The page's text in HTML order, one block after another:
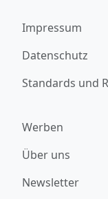
Impressum
Datenschutz
Standards und
Werben
Über uns
Newsletter